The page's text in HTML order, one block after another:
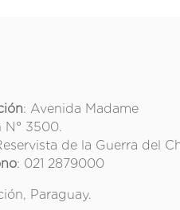
: Avenida Madame
N° 3500.
de la Guerra del
: 021 2879000
Paraguay.